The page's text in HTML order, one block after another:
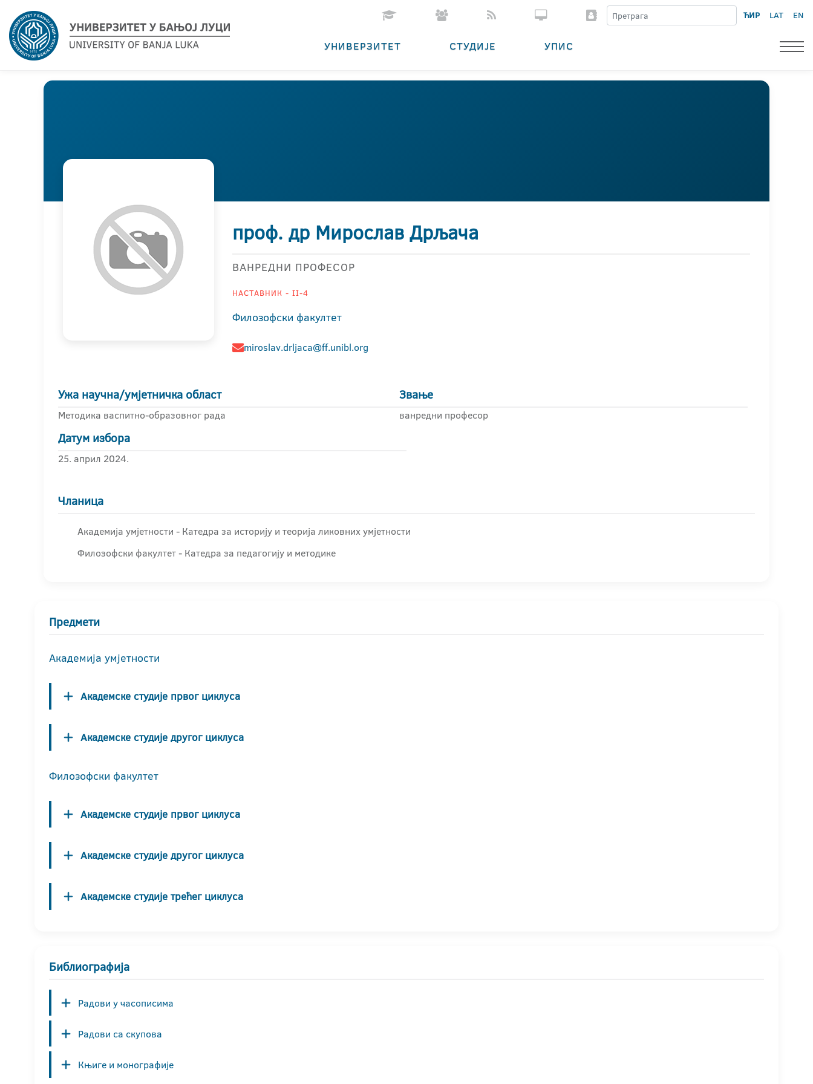
ЋИР LAT EN
УНИВЕРЗИТЕТ СТУДИЈЕ УПИС
проф. др Мирослав Дрљача
ВАНРЕДНИ ПРОФЕСОР
НАСТАВНИК - II-4
Филозофски факултет
miroslav.drljaca@ff.unibl.org
Ужа научна/умјетничка област
Методика васпитно-образовног рада
Звање
ванредни професор
Датум избора
25. април 2024.
Чланица
Академија умјетности - Катедра за историју и теорија ликовних умјетности
Филозофски факултет - Катедра за педагогију и методике
Предмети
Академија умјетности
Академске студије првог циклуса
Академске студије другог циклуса
Филозофски факултет
Академске студије првог циклуса
Академске студије другог циклуса
Академске студије трећег циклуса
Библиографија
Радови у часописима
Радови са скупова
Књиге и монографије